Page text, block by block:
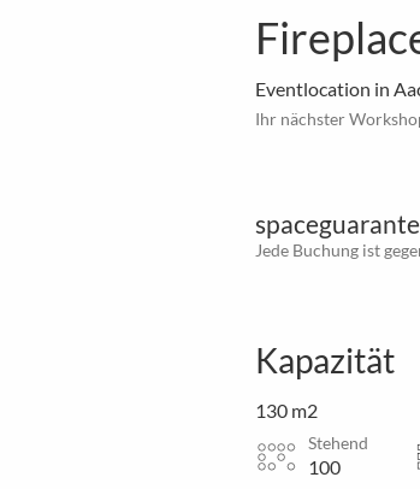
Eventlocation in
Ihr nächster
Jede Buchung ist
Kapazität
130 m2
Stehend
100